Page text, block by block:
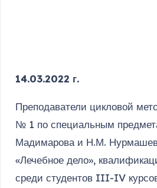
14.03.2022 г.
Преподаватели цикловой
№ 1 по специальным
Мадимарова и Н.М.
«Лечебное дело»,
среди студентов III-IV